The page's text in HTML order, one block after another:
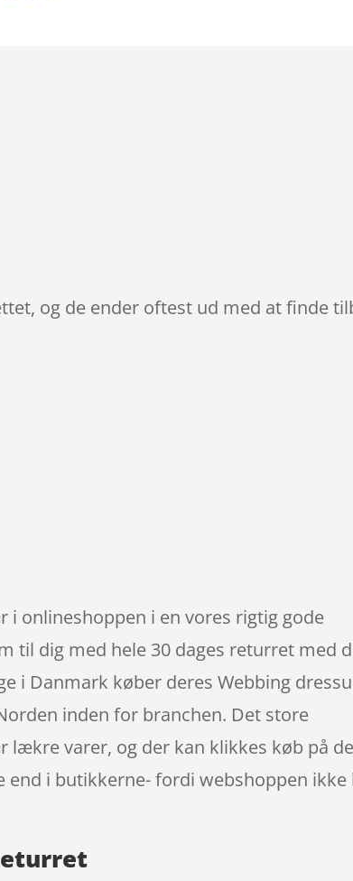
og de ender oftest ud med at finde
i onlineshoppen i en vores rigtig gode
til dig med hele 30 dages returret med
i Danmark køber deres Webbing
inden for branchen. Det store
lækre varer, og der kan klikkes køb på
i butikkerne- fordi webshoppen ikke